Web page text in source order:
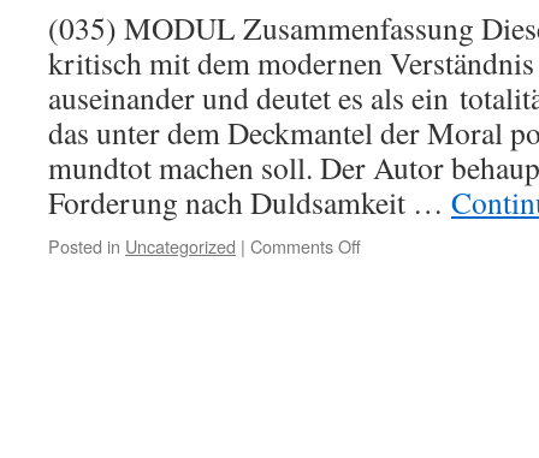
(035) MODUL Zusammenfassung
kritisch mit dem modernen
auseinander und deutet es als ein
das unter dem Deckmantel der Moral
mundtot machen soll. Der Autor
Forderung nach Duldsamkeit …
Posted in Uncategorized | Comments Offon